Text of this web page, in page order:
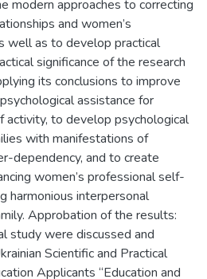
modern approaches to correcting
and women’s
well as to develop practical
significance of the research
its conclusions to improve
assistance for
activity, to develop psychological
with manifestations of
dependency, and to create
women’s professional self-
harmonious interpersonal
Approbation of the results:
study were discussed and
Scientific and Practical
Applicants “Education and